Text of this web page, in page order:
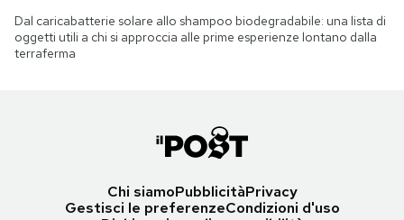
Dal caricabatterie solare allo shampoo biodegradabile: una lista di
oggetti utili a chi si approccia alle prime esperienze lontano dalla
terraferma
Chi siamoPubblicitàPrivacy
Gestisci le preferenzeCondizioni d'uso